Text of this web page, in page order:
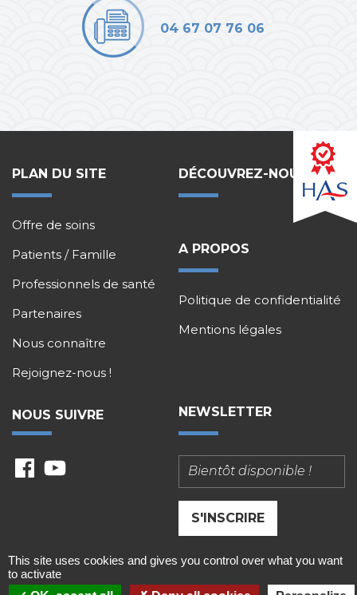
04 67 07 76 06
PLAN DU SITE
Offre de soins
Patients / Famille
Professionnels de santé
Partenaires
Nous connaître
Rejoignez-nous !
DÉCOUVREZ-NOUS !
A PROPOS
Politique de confidentialité
Mentions légales
NOUS SUIVRE
fb ytu
NEWSLETTER
This site uses cookies and gives you control over what you want
to activate